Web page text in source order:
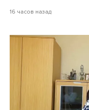
16 часов назад